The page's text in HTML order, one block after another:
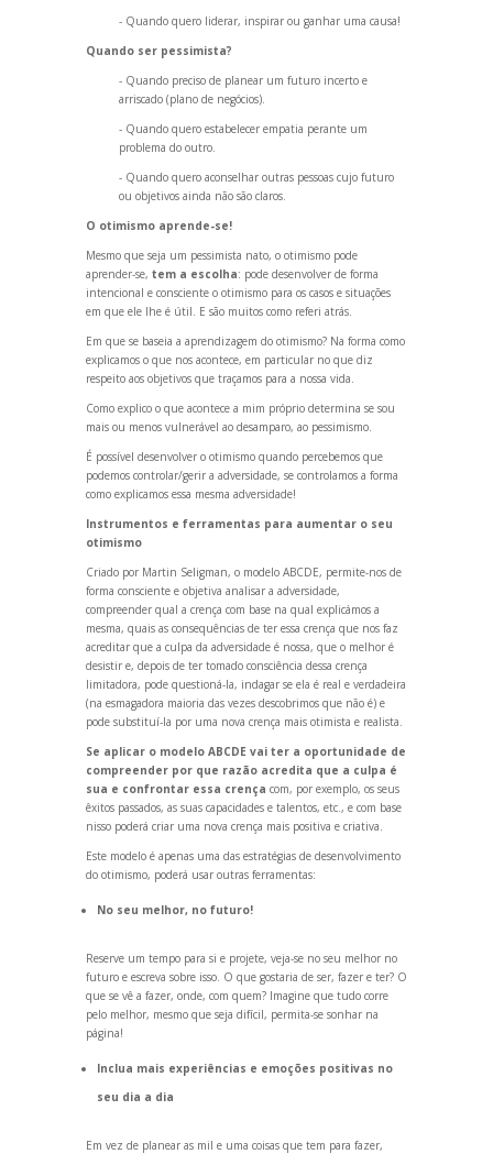
- Quando quero liderar, inspirar ou ganhar uma causa!
Quando ser pessimista?
- Quando preciso de planear um futuro incerto e
arriscado (plano de negócios).
- Quando quero estabelecer empatia perante um
problema do outro.
- Quando quero aconselhar outras pessoas cujo futuro
ou objetivos ainda não são claros.
O otimismo aprende-se!
Mesmo que seja um pessimista nato, o otimismo pode
aprender-se, tem a escolha: pode desenvolver de forma
intencional e consciente o otimismo para os casos e situações
em que ele lhe é útil. E são muitos como referi atrás.
Em que se baseia a aprendizagem do otimismo? Na forma como
explicamos o que nos acontece, em particular no que diz
respeito aos objetivos que traçamos para a nossa vida.
Como explico o que acontece a mim próprio determina se sou
mais ou menos vulnerável ao desamparo, ao pessimismo.
É possível desenvolver o otimismo quando percebemos que
podemos controlar/gerir a adversidade, se controlamos a forma
como explicamos essa mesma adversidade!
Instrumentos e ferramentas para aumentar o seu
otimismo
Criado por Martin Seligman, o modelo ABCDE, permite-nos de
forma consciente e objetiva analisar a adversidade,
compreender qual a crença com base na qual explicámos a
mesma, quais as consequências de ter essa crença que nos faz
acreditar que a culpa da adversidade é nossa, que o melhor é
desistir e, depois de ter tomado consciência dessa crença
limitadora, pode questioná-la, indagar se ela é real e verdadeira
(na esmagadora maioria das vezes descobrimos que não é) e
pode substituí-la por uma nova crença mais otimista e realista.
Se aplicar o modelo ABCDE vai ter a oportunidade de
compreender por que razão acredita que a culpa é
sua e confrontar essa crença com, por exemplo, os seus
êxitos passados, as suas capacidades e talentos, etc., e com base
nisso poderá criar uma nova crença mais positiva e criativa.
Este modelo é apenas uma das estratégias de desenvolvimento
do otimismo, poderá usar outras ferramentas:
No seu melhor, no futuro!
Reserve um tempo para si e projete, veja-se no seu melhor no
futuro e escreva sobre isso. O que gostaria de ser, fazer e ter? O
que se vê a fazer, onde, com quem? Imagine que tudo corre
pelo melhor, mesmo que seja difícil, permita-se sonhar na
página!
Inclua mais experiências e emoções positivas no
seu dia a dia
Em vez de planear as mil e uma coisas que tem para fazer,